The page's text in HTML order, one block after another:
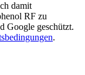
damit
RF zu
Google geschützt.
.